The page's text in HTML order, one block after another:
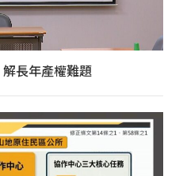
長年產權難題